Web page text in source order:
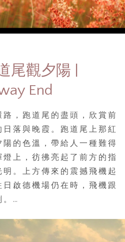
尾觀夕陽 |
End
，跑道尾的盡頭，欣賞前
落與晚霞。跑道尾上那紅
的色溫，帶給人一種難得
上，彷彿亮起了前方的指
。上方傳來的震撼飛機起
啟德機場仍在時，飛機跟
。…